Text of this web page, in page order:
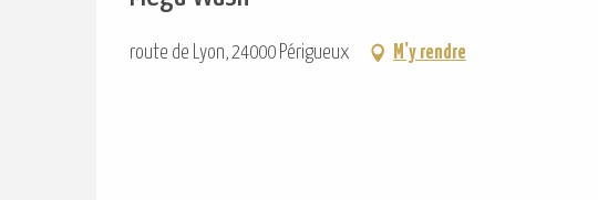
route de Lyon, 24000 Périgueux M'y rendre